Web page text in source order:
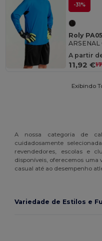
-31%
Roly
A partir
11,92 €
Exibindo
A nossa categoria de
cuidadosamente
revendedores, escolas e
disponíveis, oferecemos
casual até ao desempenho
Variedade de Estilos e